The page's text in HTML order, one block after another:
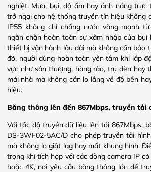
nghiệt. Mưa, bụi, độ ẩm hay ánh nắng trực
trở ngại cho hệ thống truyền tín hiệu không
IP55 không chỉ chống nước văng mạnh
ngăn chặn hoàn toàn sự xâm nhập của bụi
thiết bị vận hành lâu dài mà không cần bảo
đó, người dùng hoàn toàn yên tâm khi lắp
vực như sân thượng, hàng rào, trụ đèn hay
mái nhà mà không cần lo lắng về độ bền
hiệu.
Băng thông lên đến 867Mbps, truyền tải
Với tốc độ truyền dữ liệu lên tới 867Mbps,
DS-3WF02-5AC/D cho phép truyền tải
mà không lo giật lag hay mất khung hình.
trọng khi tích hợp với các dòng camera IP
hoặc 4K, nơi yêu cầu băng thông lớn để